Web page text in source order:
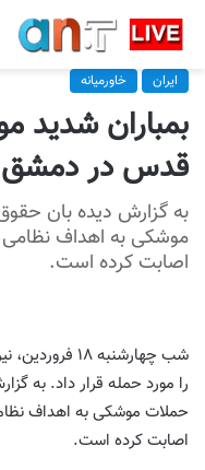
ایران خاورمیانه
بمباران شدید
قدس در دمشق
به گزارش دیده بان
موشکی به اهداف نظامی
اصابت کرده است.
شب چهارشنبه
را مورد حمله قرار داد. به
حملات موشکی به اهداف
اصابت کرده است.